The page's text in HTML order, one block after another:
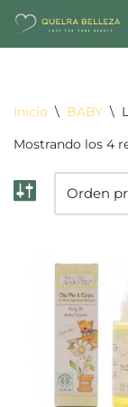
Saltar
Inicio \ BABY \
Mostrando los 4